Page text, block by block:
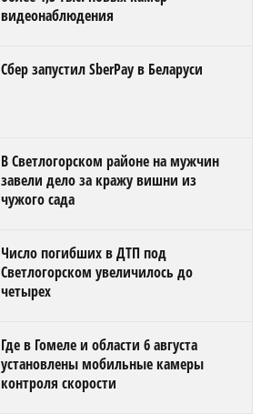
видеонаблюдения
Сбер запустил SberPay в Беларуси
В Светлогорском районе на мужчин
завели дело за кражу вишни из
чужого сада
Число погибших в ДТП под
Светлогорском увеличилось до
четырех
Где в Гомеле и области 6 августа
установлены мобильные камеры
контроля скорости